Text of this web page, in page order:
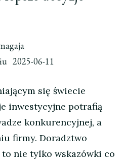
2025-06-11
się świecie
inwestycyjne potrafią
konkurencyjnej, a
firmy. Doradztwo
nie tylko wskazówki co